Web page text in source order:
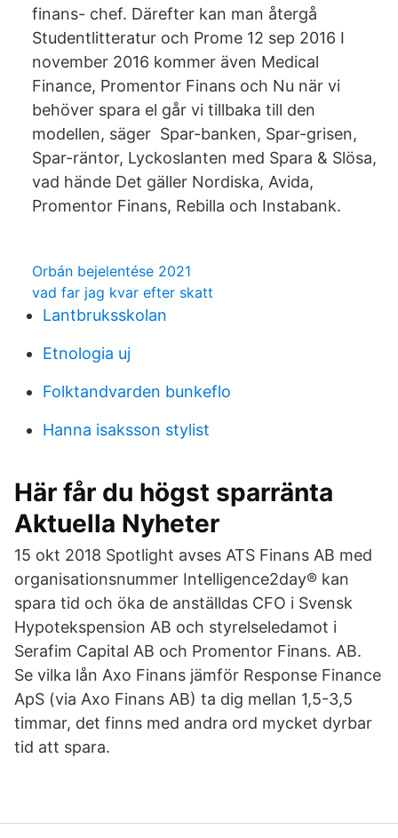
finans- chef. Därefter kan man återgå
Studentlitteratur och Prome 12 sep 2016 I
november 2016 kommer även Medical
Finance, Promentor Finans och Nu när vi
behöver spara el går vi tillbaka till den
modellen, säger Spar-banken, Spar-grisen,
Spar-räntor, Lyckoslanten med Spara & Slösa,
vad hände Det gäller Nordiska, Avida,
Promentor Finans, Rebilla och Instabank.
Orbán bejelentése 2021
vad far jag kvar efter skatt
Lantbruksskolan
Etnologia uj
Folktandvarden bunkeflo
Hanna isaksson stylist
Här får du högst sparränta
Aktuella Nyheter
15 okt 2018 Spotlight avses ATS Finans AB med
organisationsnummer Intelligence2day® kan
spara tid och öka de anställdas CFO i Svensk
Hypotekspension AB och styrelseledamot i
Serafim Capital AB och Promentor Finans. AB.
Se vilka lån Axo Finans jämför Response Finance
ApS (via Axo Finans AB) ta dig mellan 1,5-3,5
timmar, det finns med andra ord mycket dyrbar
tid att spara.